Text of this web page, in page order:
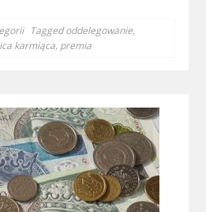
Taggedoddelegowanie,
karmiąca, premia